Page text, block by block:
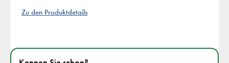
Zu den Produktdetails